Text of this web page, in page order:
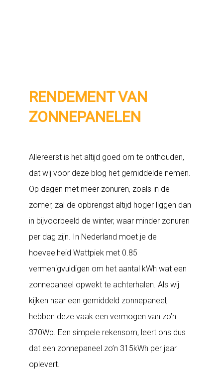
RENDEMENT VAN
ZONNEPANELEN
Allereerst is het altijd goed om te onthouden,
dat wij voor deze blog het gemiddelde nemen.
Op dagen met meer zonuren, zoals in de
zomer, zal de opbrengst altijd hoger liggen dan
in bijvoorbeeld de winter, waar minder zonuren
per dag zijn. In Nederland moet je de
hoeveelheid Wattpiek met 0.85
vermenigvuldigen om het aantal kWh wat een
zonnepaneel opwekt te achterhalen. Als wij
kijken naar een gemiddeld zonnepaneel,
hebben deze vaak een vermogen van zo’n
370Wp. Een simpele rekensom, leert ons dus
dat een zonnepaneel zo’n 315kWh per jaar
oplevert.